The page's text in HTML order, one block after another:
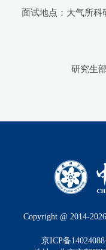
面试地点：大气所科
研究生部
2013
Copyright @ 2014-2026
京ICP备